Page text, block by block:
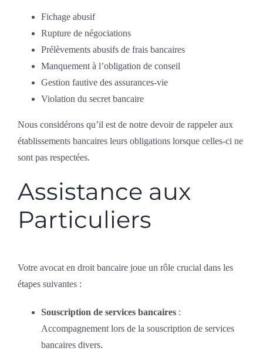
Fichage abusif
Rupture de négociations
Prélèvements abusifs de frais bancaires
Manquement à l’obligation de conseil
Gestion fautive des assurances-vie
Violation du secret bancaire
Nous considérons qu’il est de notre devoir de rappeler aux
établissements bancaires leurs obligations lorsque celles-ci ne
sont pas respectées.
Assistance aux
Particuliers
Votre avocat en droit bancaire joue un rôle crucial dans les
étapes suivantes :
Souscription de services bancaires:
Accompagnement lors de la souscription de services
bancaires divers.